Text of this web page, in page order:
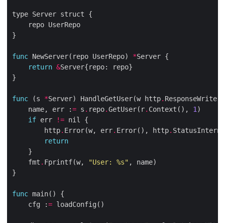
func NewServer(repo UserRepo) *
return &
func (s *Server) HandleGetUser(w http.
    name, err :
= s . repo.GetUser(r. Context(), 1
if err !=
        http
. Error(w, err. Error(), http.
return
    fmt
. Fprintf(w, "User: %s"
func
    cfg :
=